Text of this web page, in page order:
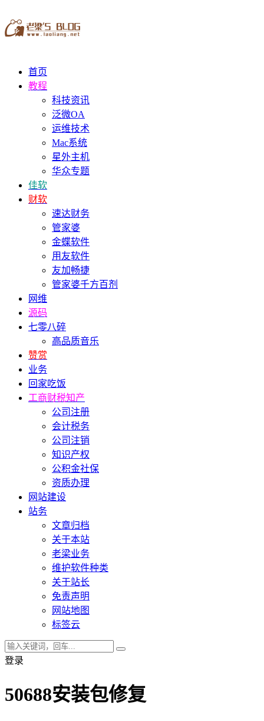
首页
教程
科技资讯
泛微OA
运维技术
Mac系统
星外主机
华众专题
佳软
财软
速达财务
管家婆
金蝶软件
用友软件
友加畅捷
管家婆千方百剂
网维
源码
七零八碎
高品质音乐
赞赏
业务
回家吃饭
工商财税知产
公司注册
会计税务
公司注销
知识产权
公积金社保
资质办理
网站建设
站务
文章归档
关于本站
老梁业务
维护软件种类
关于站长
免责声明
网站地图
标签云
登录
50688安装包修复